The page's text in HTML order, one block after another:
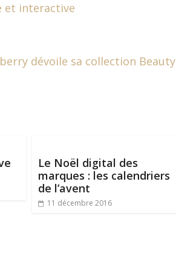
et interactive
dévoile sa collection Beauty
Le Noël digital des
marques : les calendriers
de l’avent
11 décembre 2016